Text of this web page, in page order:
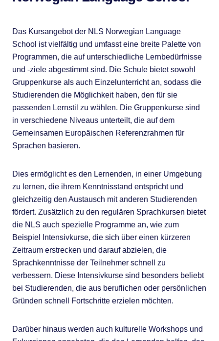
Das Kursangebot der NLS Norwegian Language
School ist vielfältig und umfasst eine breite Palette von
Programmen, die auf unterschiedliche Lernbedürfnisse
und -ziele abgestimmt sind. Die Schule bietet sowohl
Gruppenkurse als auch Einzelunterricht an, sodass die
Studierenden die Möglichkeit haben, den für sie
passenden Lernstil zu wählen. Die Gruppenkurse sind
in verschiedene Niveaus unterteilt, die auf dem
Gemeinsamen Europäischen Referenzrahmen für
Sprachen basieren.
Dies ermöglicht es den Lernenden, in einer Umgebung
zu lernen, die ihrem Kenntnisstand entspricht und
gleichzeitig den Austausch mit anderen Studierenden
fördert. Zusätzlich zu den regulären Sprachkursen bietet
die NLS auch spezielle Programme an, wie zum
Beispiel Intensivkurse, die sich über einen kürzeren
Zeitraum erstrecken und darauf abzielen, die
Sprachkenntnisse der Teilnehmer schnell zu
verbessern. Diese Intensivkurse sind besonders beliebt
bei Studierenden, die aus beruflichen oder persönlichen
Gründen schnell Fortschritte erzielen möchten.
Darüber hinaus werden auch kulturelle Workshops und